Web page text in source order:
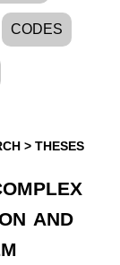
CODES
> THESES
and